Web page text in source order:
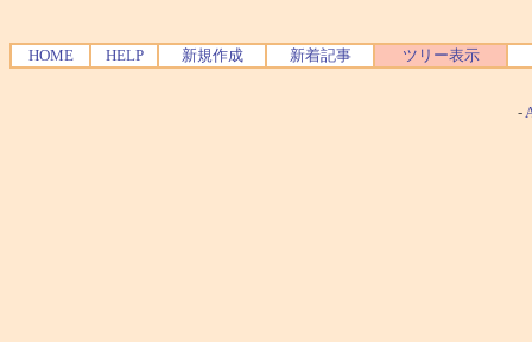
HOME HELP 新規作成 新着記事 ツリー表示
-